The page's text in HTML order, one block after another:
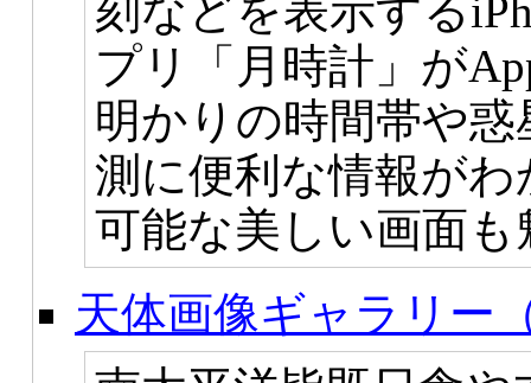
刻などを表示する
プリ「月時計」が
明かりの時間帯や
測に便利な情報が
可能な美しい画面も
天体画像ギャラリー